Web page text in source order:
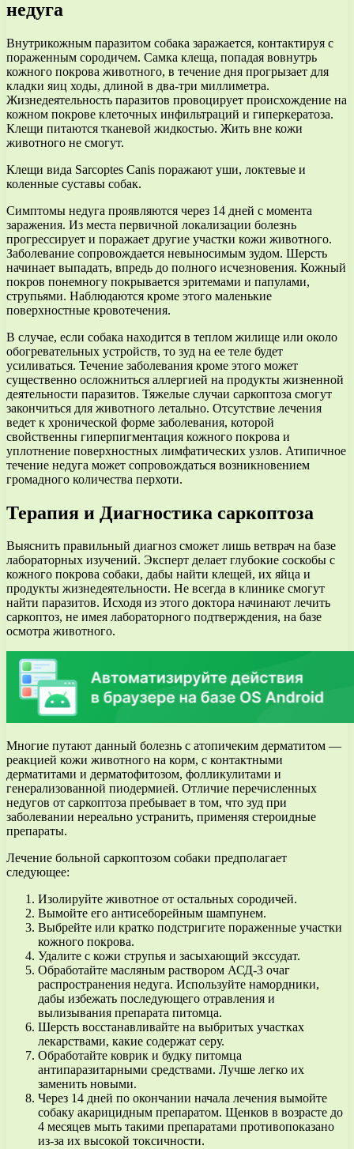
недуга
Внутрикожным паразитом собака заражается, контактируя с
пораженным сородичем. Самка клеща, попадая вовнутрь
кожного покрова животного, в течение дня прогрызает для
кладки яиц ходы, длиной в два-три миллиметра.
Жизнедеятельность паразитов провоцирует происхождение на
кожном покрове клеточных инфильтраций и гиперкератоза.
Клещи питаются тканевой жидкостью. Жить вне кожи
животного не смогут.
Клещи вида Sarcoptes Canis поражают уши, локтевые и
коленные суставы собак.
Симптомы недуга проявляются через 14 дней с момента
заражения. Из места первичной локализации болезнь
прогрессирует и поражает другие участки кожи животного.
Заболевание сопровождается невыносимым зудом. Шерсть
начинает выпадать, впредь до полного исчезновения. Кожный
покров понемногу покрывается эритемами и папулами,
струпьями. Наблюдаются кроме этого маленькие
поверхностные кровотечения.
В случае, если собака находится в теплом жилище или около
обогревательных устройств, то зуд на ее теле будет
усиливаться. Течение заболевания кроме этого может
существенно осложниться аллергией на продукты жизненной
деятельности паразитов. Тяжелые случаи саркоптоза смогут
закончиться для животного летально. Отсутствие лечения
ведет к хронической форме заболевания, которой
свойственны гиперпигментация кожного покрова и
уплотнение поверхностных лимфатических узлов. Атипичное
течение недуга может сопровождаться возникновением
громадного количества перхоти.
Терапия и Диагностика саркоптоза
Выяснить правильный диагноз сможет лишь ветврач на базе
лабораторных изучений. Эксперт делает глубокие соскобы с
кожного покрова собаки, дабы найти клещей, их яйца и
продукты жизнедеятельности. Не всегда в клинике смогут
найти паразитов. Исходя из этого доктора начинают лечить
саркоптоз, не имея лабораторного подтверждения, на базе
осмотра животного.
Многие путают данный болезнь с атопичеким дерматитом —
реакцией кожи животного на корм, с контактными
дерматитами и дерматофитозом, фолликулитами и
генерализованной пиодермией. Отличие перечисленных
недугов от саркоптоза пребывает в том, что зуд при
заболевании нереально устранить, применяя стероидные
препараты.
Лечение больной саркоптозом собаки предполагает
следующее:
Изолируйте животное от остальных сородичей.
Вымойте его антисеборейным шампунем.
Выбрейте или кратко подстригите пораженные участки
кожного покрова.
Удалите с кожи струпья и засыхающий экссудат.
Обработайте масляным раствором АСД-3 очаг
распространения недуга. Используйте намордники,
дабы избежать последующего отравления и
вылизывания препарата питомца.
Шерсть восстанавливайте на выбритых участках
лекарствами, какие содержат серу.
Обработайте коврик и будку питомца
антипаразитарными средствами. Лучше легко их
заменить новыми.
Через 14 дней по окончании начала лечения вымойте
собаку акарицидным препаратом. Щенков в возрасте до
4 месяцев мыть такими препаратами противопоказано
из-за их высокой токсичности.